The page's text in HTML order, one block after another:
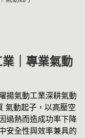
｜專業氣動
揚氣動工業深耕氣動
氣動起子，以高壓空
過熱而造成功率下降
安全性與效率兼具的